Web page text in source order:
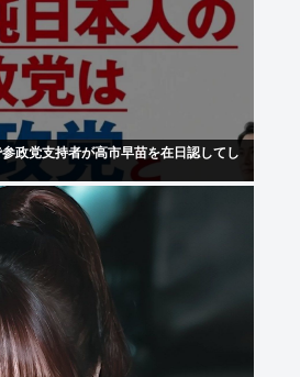
政党支持者が高市早苗を在日認してし